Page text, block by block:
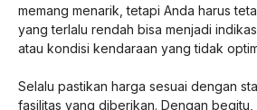
memang menarik, tetapi Anda harus
yang terlalu rendah bisa menjadi
atau kondisi kendaraan yang tidak
Selalu pastikan harga sesuai dengan
fasilitas yang diberikan. Dengan begitu,